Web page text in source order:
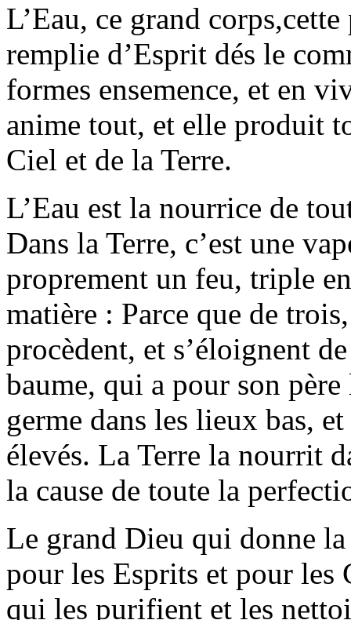
L’Eau, ce grand
remplie d’Esprit dés le
formes ensemence, et en
anime tout, et elle produit
Ciel et de la Terre.
L’Eau est la nourrice de
Dans la Terre, c’est une
proprement un feu, triple
matière : Parce que de
procèdent, et s’éloignent
baume, qui a pour son
germe dans les lieux bas,
élevés. La Terre la nourrit
la cause de toute la
Le grand Dieu qui donne
pour les Esprits et pour les
qui les purifient et les